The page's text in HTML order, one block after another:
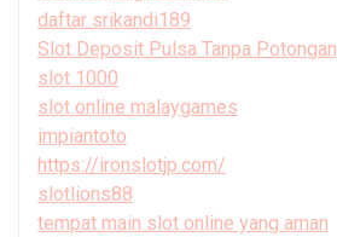
daftar srikandi189
Slot Deposit Pulsa Tanpa Potongan
slot 1000
slot online malaygames
impiantoto
https://ironslotjp.com/
slotlions88
tempat main slot online yang aman